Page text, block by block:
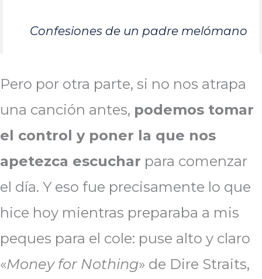
Confesiones de un padre melómano
Pero por otra parte, si no nos atrapa
una canción antes, podemos tomar
el control y poner la que nos
apetezca escuchar para comenzar
el día. Y eso fue precisamente lo que
hice hoy mientras preparaba a mis
peques para el cole: puse alto y claro
«Money for Nothing» de Dire Straits,